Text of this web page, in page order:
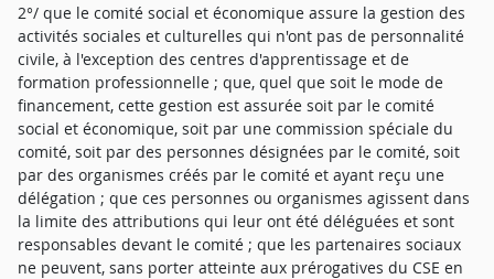
2°/ que le comité social et économique assure la gestion des
activités sociales et culturelles qui n'ont pas de personnalité
civile, à l'exception des centres d'apprentissage et de
formation professionnelle ; que, quel que soit le mode de
financement, cette gestion est assurée soit par le comité
social et économique, soit par une commission spéciale du
comité, soit par des personnes désignées par le comité, soit
par des organismes créés par le comité et ayant reçu une
délégation ; que ces personnes ou organismes agissent dans
la limite des attributions qui leur ont été déléguées et sont
responsables devant le comité ; que les partenaires sociaux
ne peuvent, sans porter atteinte aux prérogatives du CSE en